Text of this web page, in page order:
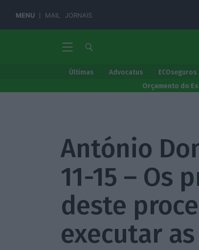
MENU MAIL JORNAIS
Últimas Advocatus ECOseguros
Orçamento do
António
11-15 – Os
deste
executar